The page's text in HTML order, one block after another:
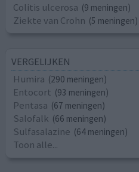
Colitis ulcerosa (9 meningen)
Ziekte van Crohn (5 meningen)
VERGELIJKEN
Humira (290 meningen)
Entocort (93 meningen)
Pentasa (67 meningen)
Salofalk (66 meningen)
Sulfasalazine (64 meningen)
Toon alle...